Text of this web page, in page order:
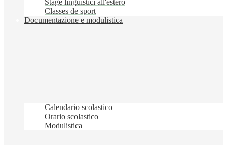
Stage linguistici all'estero
Classes de sport
Documentazione e modulistica
Calendario scolastico
Orario scolastico
Modulistica